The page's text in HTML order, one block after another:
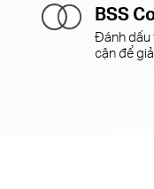
BSS
Đánh dấu
cận để